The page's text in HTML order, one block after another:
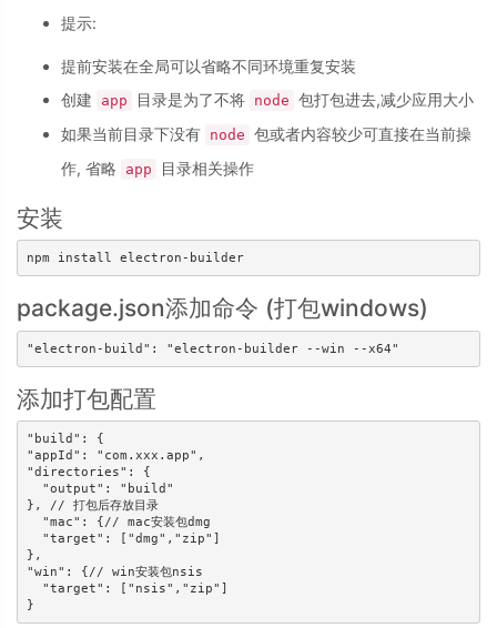
提示:
提前安装在全局可以省略不同环境重复安装
创建
app 目录是为了不将 node 包打包进去,减少应用大小
如果当前目录下没有 node 包或者内容较少可直接在当前操
作, 省略
app 目录相关操作
安装
package.json添加命令 (打包windows)
添加打包配置
"build": {
"appId": "com.xxx.app",
"directories": {
  "output": "build"
}, // 打包后存放目录
  "mac": {// mac安装包dmg
  "target": ["dmg","zip"]
},
"win": {// win安装包nsis
  "target": ["nsis","zip"]